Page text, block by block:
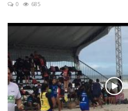
0 685